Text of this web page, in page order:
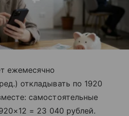
ежемесячно
откладывать по 1920
самостоятельные
= 23 040 рублей.